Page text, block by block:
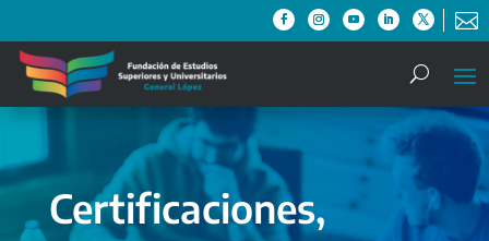

Certificaciones,